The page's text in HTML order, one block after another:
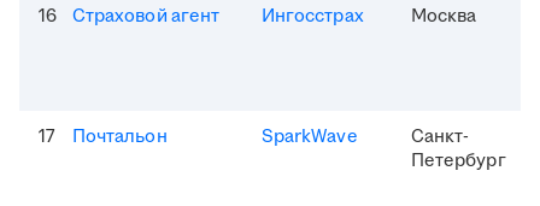
16 Страховой агент Ингосстрах Москва
17 Почтальон SparkWave
Санкт-
Петербург